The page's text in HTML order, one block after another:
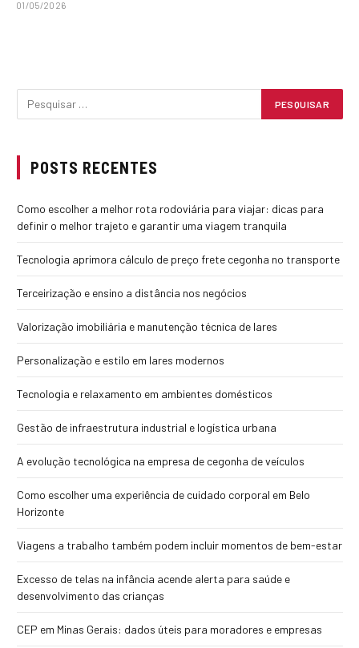
01/05/2026
POSTS RECENTES
Como escolher a melhor rota rodoviária para viajar: dicas para
definir o melhor trajeto e garantir uma viagem tranquila
Tecnologia aprimora cálculo de preço frete cegonha no transporte
Terceirização e ensino a distância nos negócios
Valorização imobiliária e manutenção técnica de lares
Personalização e estilo em lares modernos
Tecnologia e relaxamento em ambientes domésticos
Gestão de infraestrutura industrial e logística urbana
A evolução tecnológica na empresa de cegonha de veículos
Como escolher uma experiência de cuidado corporal em Belo
Horizonte
Viagens a trabalho também podem incluir momentos de bem-estar
Excesso de telas na infância acende alerta para saúde e
desenvolvimento das crianças
CEP em Minas Gerais: dados úteis para moradores e empresas